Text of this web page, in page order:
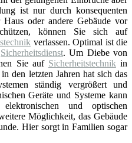
ist nur durch konsequenten
oder andere Gebäude vor
können Sie sich auf
verlassen. Optimal ist die
Sicherheitsdienst. Um Diebe von
Sie auf Sicherheitstechnikin
den letzten Jahren hat sich das
ständig vergrößert und
Geräte und Systeme kann
und optischen
Möglichkeit, das Gebäude
Hier sorgt in Familien sogar